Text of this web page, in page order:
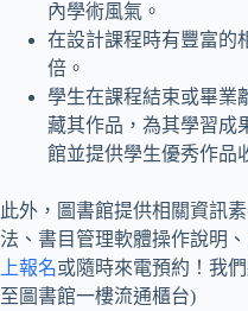
內學術風氣。
在設計課程時有豐富的
倍。
學生在課程結束或畢業
藏其作品，為其學習成
館並提供學生優秀作品
此外，圖書館提供相關資訊
法、書目管理軟體操作說明
上報名或隨時來電預約！我
至圖書館一樓流通櫃台)